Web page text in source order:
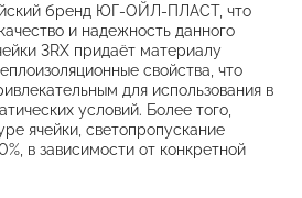
бренд ЮГ-ОЙЛ-ПЛАСТ, что
и надежность данного
3RХ придаёт материалу
свойства, что
для использования в
условий. Более того,
ячейки, светопропускание
в зависимости от конкретной